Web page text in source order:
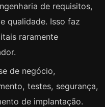
de requisitos,
qualidade. Isso faz
raramente
de negócio,
testes, segurança,
de implantação.